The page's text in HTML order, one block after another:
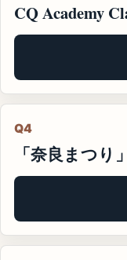
CQ Academy
Q4
「奈良まつり